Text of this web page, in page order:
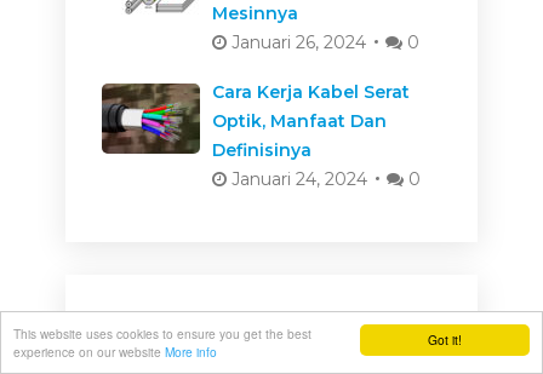
Got it!
This website uses cookies to ensure you get the best
experience on our website More info
Mesinnya
Januari 26, 2024
0
Cara Kerja Kabel Serat
Optik, Manfaat Dan
Definisinya
Januari 24, 2024
0
Menu